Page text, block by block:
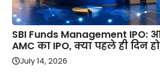
SBI Funds Management
AMC का IPO, क्या पहले ही दिन
July 14, 2026